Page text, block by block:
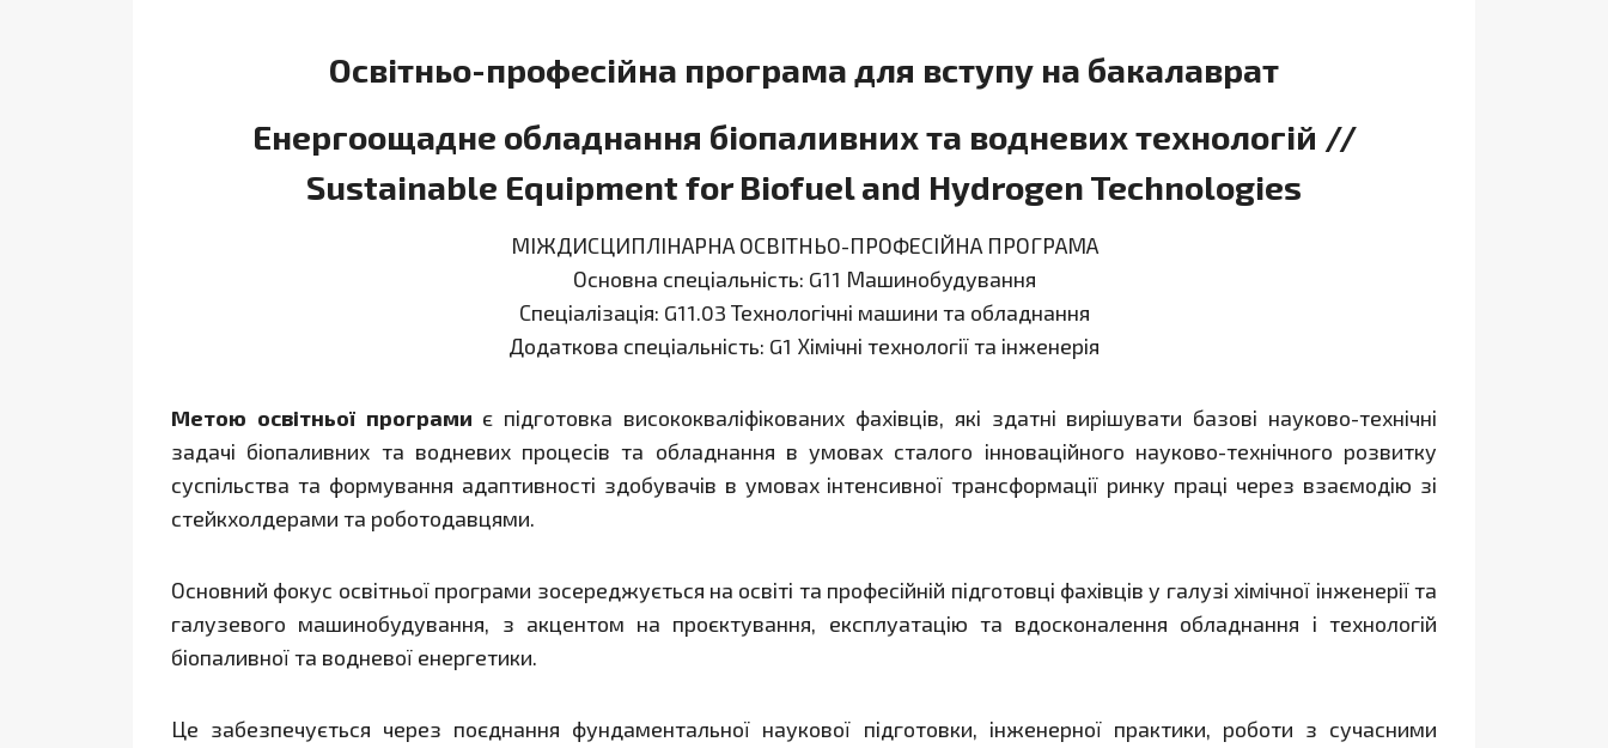
Освітньо-професійна програма для вступу на бакалаврат
Енергоощадне обладнання біопаливних та водневих технологій //
Sustainable Equipment for Biofuel and Hydrogen Technologies
МІЖДИСЦИПЛІНАРНА ОСВІТНЬО-ПРОФЕСІЙНА ПРОГРАМА
Основна спеціальність: G11 Машинобудування
Спеціалізація: G11.03 Технологічні машини та обладнання
Додаткова спеціальність: G1 Хімічні технології та інженерія
Метою освітньої програми є підготовка висококваліфікованих фахівців, які здатні вирішувати базові науково-технічні
задачі біопаливних та водневих процесів та обладнання в умовах сталого інноваційного науково-технічного розвитку
суспільства та формування адаптивності здобувачів в умовах інтенсивної трансформації ринку праці через взаємодію зі
стейкхолдерами та роботодавцями.
Основний фокус освітньої програми зосереджується на освіті та професійній підготовці фахівців у галузі хімічної інженерії та
галузевого машинобудування, з акцентом на проєктування, експлуатацію та вдосконалення обладнання і технологій
біопаливної та водневої енергетики.
Це забезпечується через поєднання фундаментальної наукової підготовки, інженерної практики, роботи з сучасними